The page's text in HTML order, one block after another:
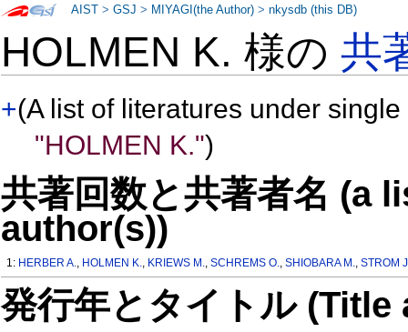
HOLMEN K. 様の共
+(A list of literatures under
"HOLMEN K.")
共著回数と共著者名 (a
author(s))
1: HERBER A., HOLMEN K., KRIEWS M.,SCHREMS O.,SHIOBARA M.,STROM
発行年とタイトル
AIST >GSJ > MIYAGI(the Author) >nkysdb (this DB)